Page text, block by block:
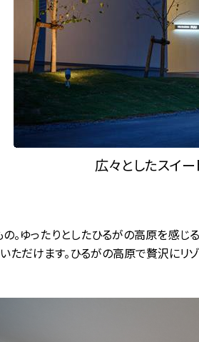
広々としたスイ
。ゆったりとしたひるがの高原を感
ただけます。ひるがの高原で贅沢にリ